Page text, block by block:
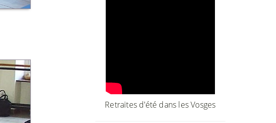
Retraites d'été dans les Vosges